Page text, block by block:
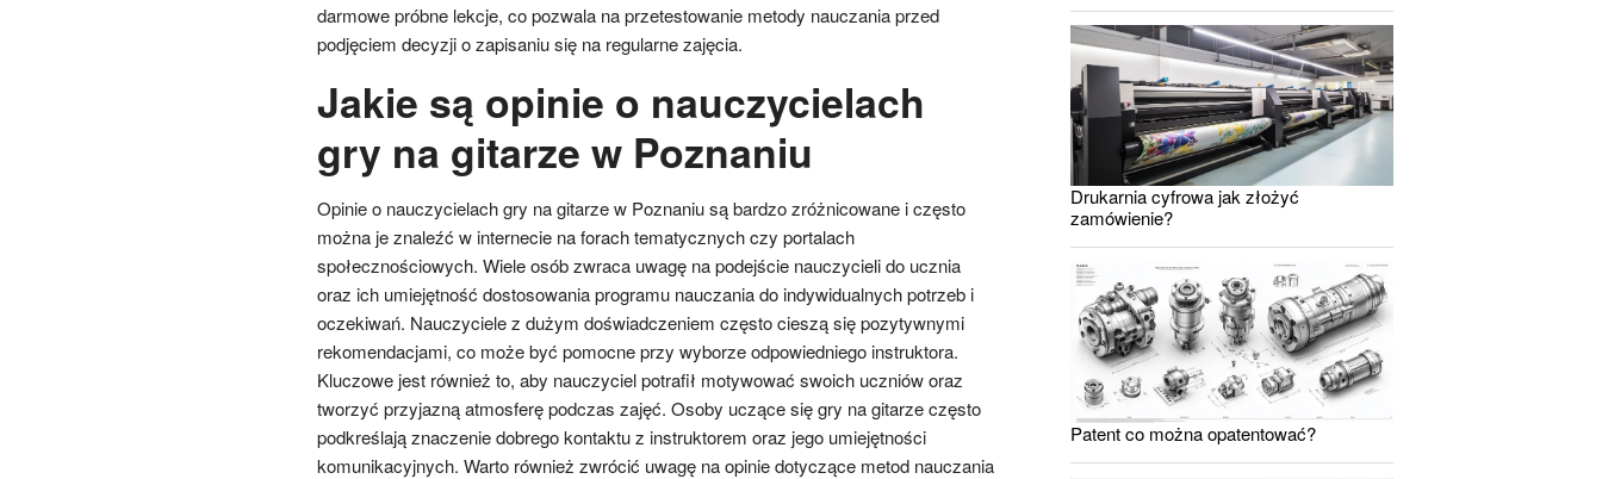
darmowe próbne lekcje, co pozwala na przetestowanie metody nauczania przed
podjęciem decyzji o zapisaniu się na regularne zajęcia.
Jakie są opinie o nauczycielach
gry na gitarze w Poznaniu
Opinie o nauczycielach gry na gitarze w Poznaniu są bardzo zróżnicowane i często
można je znaleźć w internecie na forach tematycznych czy portalach
społecznościowych. Wiele osób zwraca uwagę na podejście nauczycieli do ucznia
oraz ich umiejętność dostosowania programu nauczania do indywidualnych potrzeb i
oczekiwań. Nauczyciele z dużym doświadczeniem często cieszą się pozytywnymi
rekomendacjami, co może być pomocne przy wyborze odpowiedniego instruktora.
Kluczowe jest również to, aby nauczyciel potrafił motywować swoich uczniów oraz
tworzyć przyjazną atmosferę podczas zajęć. Osoby uczące się gry na gitarze często
podkreślają znaczenie dobrego kontaktu z instruktorem oraz jego umiejętności
komunikacyjnych. Warto również zwrócić uwagę na opinie dotyczące metod nauczania
Drukarnia cyfrowa jak złożyć
zamówienie?
Patent co można opatentować?